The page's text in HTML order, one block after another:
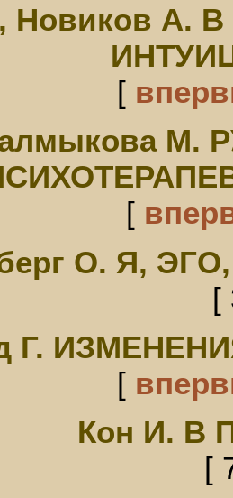
Новиков А.
[
М.
[
О. Я,
[
Г.
[
Кон И. В
[